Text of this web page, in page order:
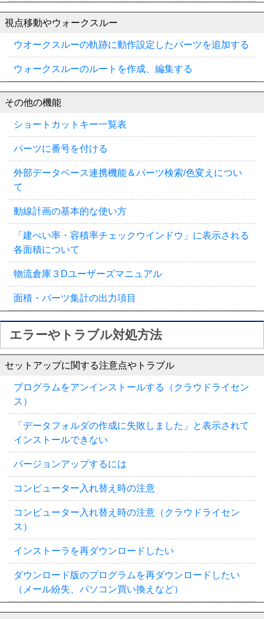
視点移動やウォークスルー
ウオークスルーの軌跡に動作設定したパーツを追加する
ウォークスルーのルートを作成、編集する
その他の機能
ショートカットキー一覧表
パーツに番号を付ける
外部データベース連携機能＆パーツ検索/色変えについ
て
動線計画の基本的な使い方
「建ぺい率・容積率チェックウインドウ」に表示される
各面積について
物流倉庫３Dユーザーズマニュアル
面積・パーツ集計の出力項目
エラーやトラブル対処方法
セットアップに関する注意点やトラブル
プログラムをアンインストールする（クラウドライセン
ス）
「データフォルダの作成に失敗しました」と表示されて
インストールできない
バージョンアップするには
コンピューター入れ替え時の注意
コンピューター入れ替え時の注意（クラウドライセン
ス）
インストーラを再ダウンロードしたい
ダウンロード版のプログラムを再ダウンロードしたい
（メール紛失、パソコン買い換えなど）